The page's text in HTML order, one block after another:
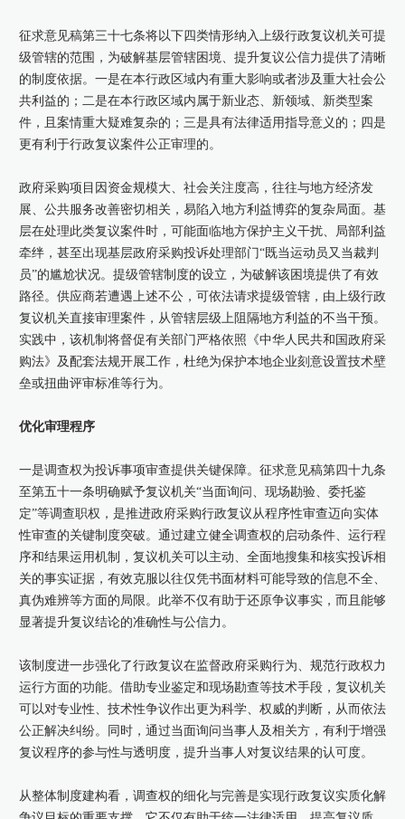
征求意见稿第三十七条将以下四类情形纳入上级行政复议机关可提
级管辖的范围，为破解基层管辖困境、提升复议公信力提供了清晰
的制度依据。一是在本行政区域内有重大影响或者涉及重大社会公
共利益的；二是在本行政区域内属于新业态、新领域、新类型案
件，且案情重大疑难复杂的；三是具有法律适用指导意义的；四是
更有利于行政复议案件公正审理的。
政府采购项目因资金规模大、社会关注度高，往往与地方经济发
展、公共服务改善密切相关，易陷入地方利益博弈的复杂局面。基
层在处理此类复议案件时，可能面临地方保护主义干扰、局部利益
牵绊，甚至出现基层政府采购投诉处理部门“既当运动员又当裁判
员”的尴尬状况。提级管辖制度的设立，为破解该困境提供了有效
路径。供应商若遭遇上述不公，可依法请求提级管辖，由上级行政
复议机关直接审理案件，从管辖层级上阻隔地方利益的不当干预。
实践中，该机制将督促有关部门严格依照《中华人民共和国政府采
购法》及配套法规开展工作，杜绝为保护本地企业刻意设置技术壁
垒或扭曲评审标准等行为。
优化审理程序
一是调查权为投诉事项审查提供关键保障。征求意见稿第四十九条
至第五十一条明确赋予复议机关“当面询问、现场勘验、委托鉴
定”等调查职权，是推进政府采购行政复议从程序性审查迈向实体
性审查的关键制度突破。通过建立健全调查权的启动条件、运行程
序和结果运用机制，复议机关可以主动、全面地搜集和核实投诉相
关的事实证据，有效克服以往仅凭书面材料可能导致的信息不全、
真伪难辨等方面的局限。此举不仅有助于还原争议事实，而且能够
显著提升复议结论的准确性与公信力。
该制度进一步强化了行政复议在监督政府采购行为、规范行政权力
运行方面的功能。借助专业鉴定和现场勘查等技术手段，复议机关
可以对专业性、技术性争议作出更为科学、权威的判断，从而依法
公正解决纠纷。同时，通过当面询问当事人及相关方，有利于增强
复议程序的参与性与透明度，提升当事人对复议结果的认可度。
从整体制度建构看，调查权的细化与完善是实现行政复议实质化解